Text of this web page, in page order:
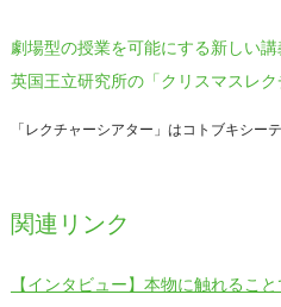
劇場型の授業を可能にする新しい
英国王立研究所の「クリスマスレ
「レクチャーシアター」はコトブキシー
関連リンク
【インタビュー】本物に触れるこ